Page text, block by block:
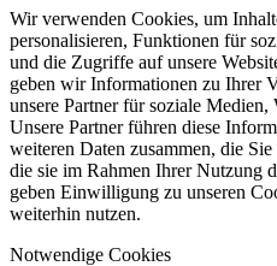
Wir verwenden Cookies, um
personalisieren, Funktionen für
und die Zugriffe auf unsere
geben wir Informationen zu Ihrer
unsere Partner für soziale
Unsere Partner führen diese
weiteren Daten zusammen, die
die sie im Rahmen Ihrer Nutzung
geben Einwilligung zu unseren
weiterhin nutzen.
Notwendige Cookies